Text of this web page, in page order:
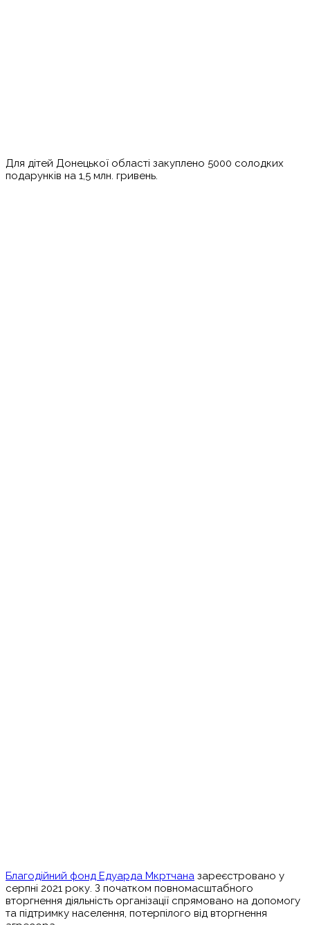
Для дітей Донецької області закуплено 5000 солодких
подарунків на 1,5 млн. гривень.
Благодійний фонд Едуарда Мкртчана зареєстровано у
серпні 2021 року. З початком повномасштабного
вторгнення діяльність організації спрямовано на допомогу
та підтримку населення, потерпілого від вторгнення